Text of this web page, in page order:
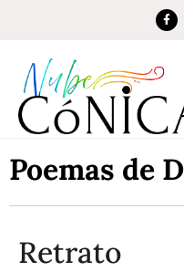
Poemas de
Retrato